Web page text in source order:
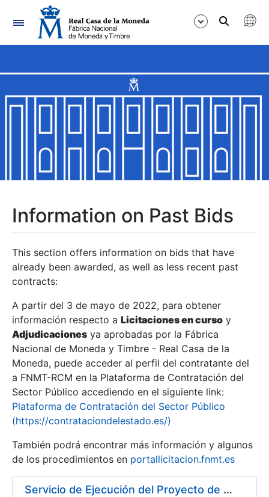
Navigation
Show/Hide
Show/Hide
Show/Hide
Show/Hide
Show/Hide
Information on Past Bids
This section offers information on bids that have
already been awarded, as well as less recent past
contracts:
A partir del 3 de mayo de 2022, para obtener
información respecto a Licitaciones en curso y
Adjudicaciones ya aprobadas por la Fábrica
Nacional de Moneda y Timbre - Real Casa de la
Moneda, puede acceder al perfil del contratante del
a FNMT-RCM en la Plataforma de Contratación del
Sector Público accediendo en el siguiente link:
Plataforma de Contratación del Sector Público
(https://contrataciondelestado.es/)
También podrá encontrar más información y algunos
de los procedimientos en portallicitacion.fnmt.es
Servicio de Ejecución del Proyecto de Diseño, Construcción, Montaje, Desmontaje y Transporte de Stands para las diferentes Ferias Nacionales e Internacionales a celebrar durante 2020